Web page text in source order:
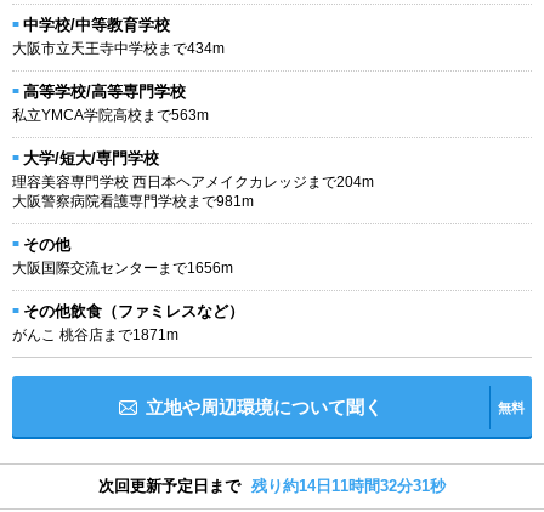
中学校/中等教育学校
大阪市立天王寺中学校まで434m
高等学校/高等専門学校
私立YMCA学院高校まで563m
大学/短大/専門学校
理容美容専門学校 西日本ヘアメイクカレッジまで204m
大阪警察病院看護専門学校まで981m
その他
大阪国際交流センターまで1656m
その他飲食（ファミレスなど）
がんこ 桃谷店まで1871m
立地や周辺環境について聞く 無料
次回更新予定日まで 残り約14日11時間32分31秒